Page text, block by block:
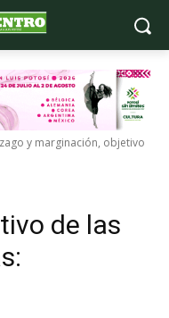
y marginación, objetivo
de las